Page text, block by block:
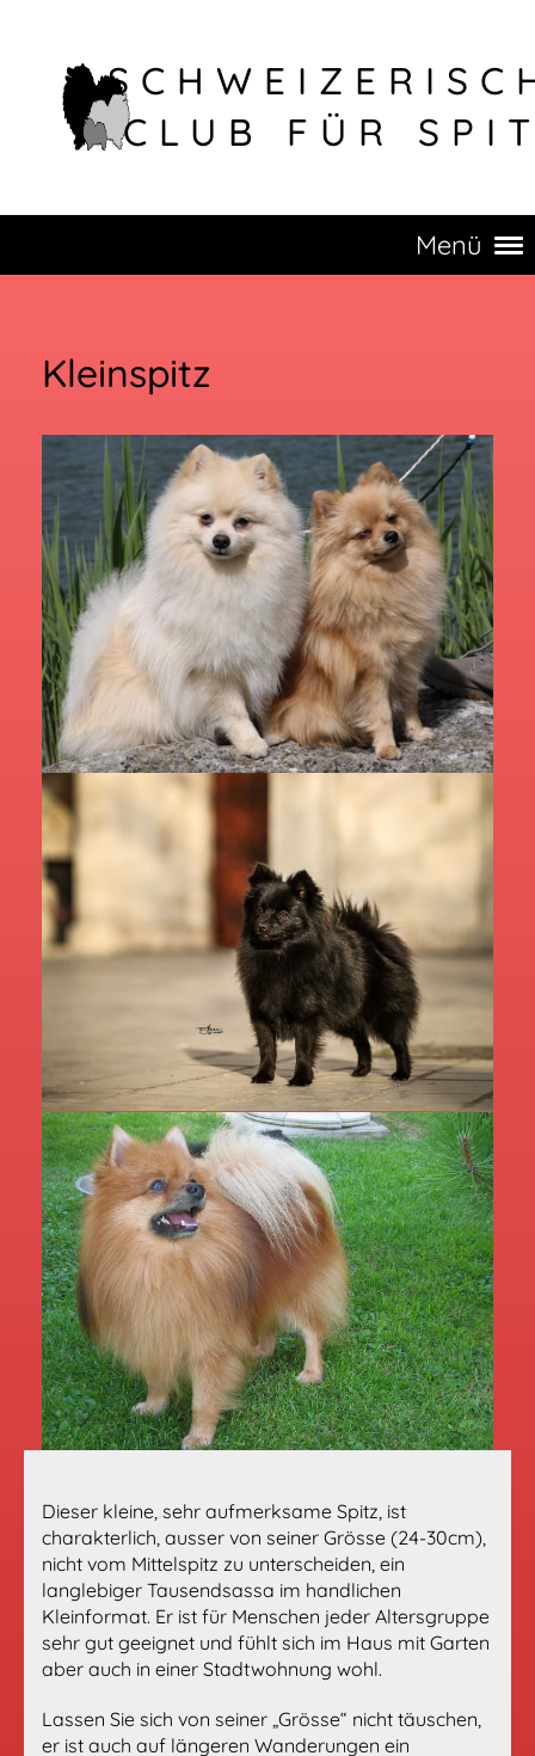
CLUB FÜR
Menü
Kleinspitz
Dieser kleine, sehr aufmerksame Spitz, ist
charakterlich, ausser von seiner Grösse (24-30cm),
nicht vom Mittelspitz zu unterscheiden, ein
langlebiger Tausendsassa im handlichen
Kleinformat. Er ist für Menschen jeder Altersgruppe
sehr gut geeignet und fühlt sich im Haus mit Garten
aber auch in einer Stadtwohnung wohl.
Lassen Sie sich von seiner „Grösse“ nicht täuschen,
er ist auch auf längeren Wanderungen ein